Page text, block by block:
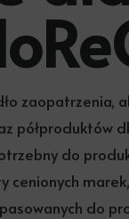
zaopatrzenia,
półproduktów
do
cenionych
do